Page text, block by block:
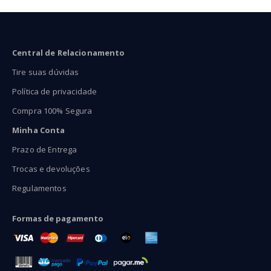
Central de Relacionamento
Tire suas dúvidas
Política de privacidade
Compra 100% Segura
Minha Conta
Prazo de Entrega
Trocas e devoluções
Regulamentos
Formas de pagamento